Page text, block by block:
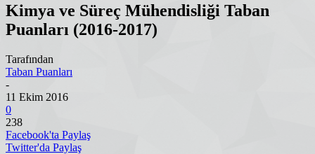
Kimya ve Süreç Mühendisliği Taban
Puanları (2016-2017)
Tarafından
Taban Puanları
-
11 Ekim 2016
0
238
Facebook'ta Paylaş
Twitter'da Paylaş